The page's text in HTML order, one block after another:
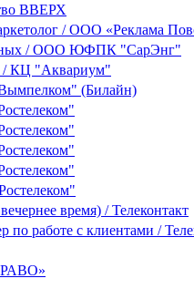
ВВЕРХ
/ ООО «Реклама
/ ООО ЮФПК "СарЭнг"
/ КЦ "Аквариум"
(Билайн)
время) / Телеконтакт
работе с клиентами /